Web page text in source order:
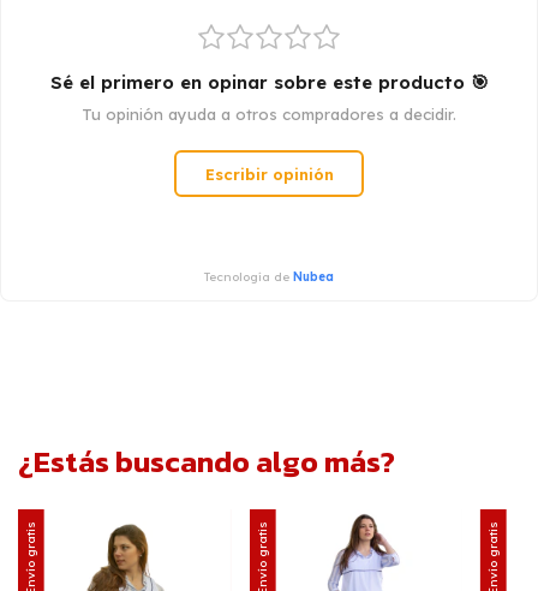
Sé el primero en opinar sobre este producto 🎯
Tu opinión ayuda a otros compradores a decidir.
Escribir opinión
Tecnología de Nubea
¿Estás buscando algo más?
Envío gratis Envío gratis Envío gratis